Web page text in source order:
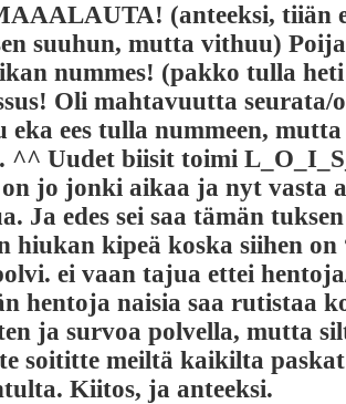
(anteeksi, tiiän
suuhun, mutta vithuu)
nummes! (pakko tulla
Oli mahtavuutta seurata/
eka ees tulla nummeen,
^^ Uudet biisit toimi
jo jonki aikaa ja nyt vasta
Ja edes sei saa tämän
hiukan kipeä koska siihen
ei vaan tajua ettei
hentoja naisia saa rutistaa
ja survoa polvella, mutta
soititte meiltä kaikilta
Kiitos, ja anteeksi.